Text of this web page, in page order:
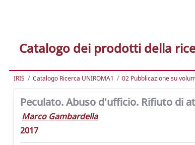
Catalogo dei prodotti della
IRIS Catalogo Ricerca UNIROMA1 02 Pubblicazione su
Peculato. Abuso d'ufficio. Rifiuto di
Marco Gambardella
2017